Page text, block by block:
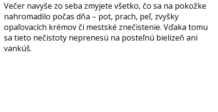
Večer navyše zo seba zmyjete všetko, čo sa na pokožke
nahromadilo počas dňa – pot, prach, peľ, zvyšky
opaľovacích krémov či mestské znečistenie. Vďaka tomu
sa tieto nečistoty neprenesú na posteľnú bielizeň ani
vankúš.